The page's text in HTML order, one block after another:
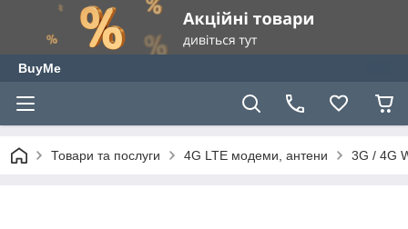
BuyMe
Товари та послуги 4G LTE модеми, антени 3G / 4G